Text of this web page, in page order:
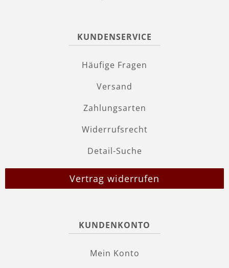
KUNDENSERVICE
Häufige Fragen
Versand
Zahlungsarten
Widerrufsrecht
Detail-Suche
Vertrag widerrufen
KUNDENKONTO
Mein Konto